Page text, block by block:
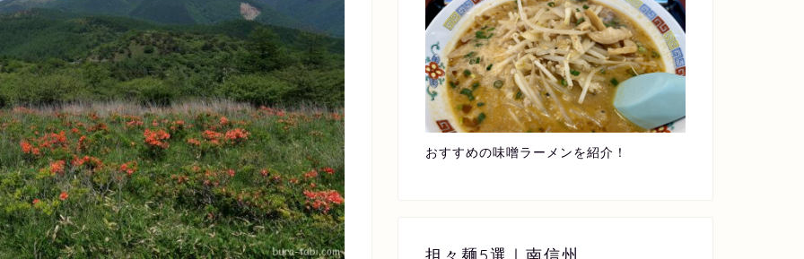
おすすめの味噌ラーメンを紹介！
担々麺5選｜南信州